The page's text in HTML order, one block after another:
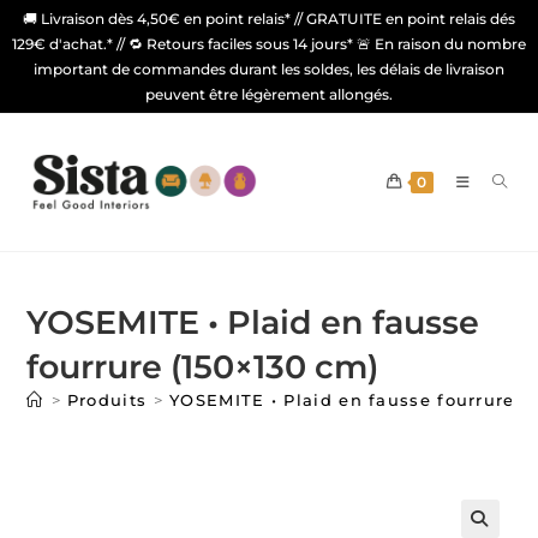
🚚 Livraison dès 4,50€ en point relais* // GRATUITE en point relais dés
129€ d'achat.* // 🔁 Retours faciles sous 14 jours* 🚨 En raison du nombre
important de commandes durant les soldes, les délais de livraison
peuvent être légèrement allongés.
0
YOSEMITE • Plaid en fausse
fourrure (150×130 cm)
> Produits > YOSEMITE • Plaid en fausse fourrure